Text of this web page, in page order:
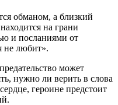
обманом, а близкий
на грани
и посланиями от
не любит».
может
нужно ли верить в слова
героине предстоит